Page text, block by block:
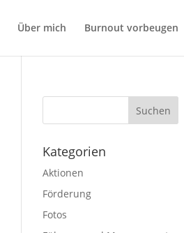
Über mich Burnout vorbeugen
Kategorien
Aktionen
Förderung
Fotos